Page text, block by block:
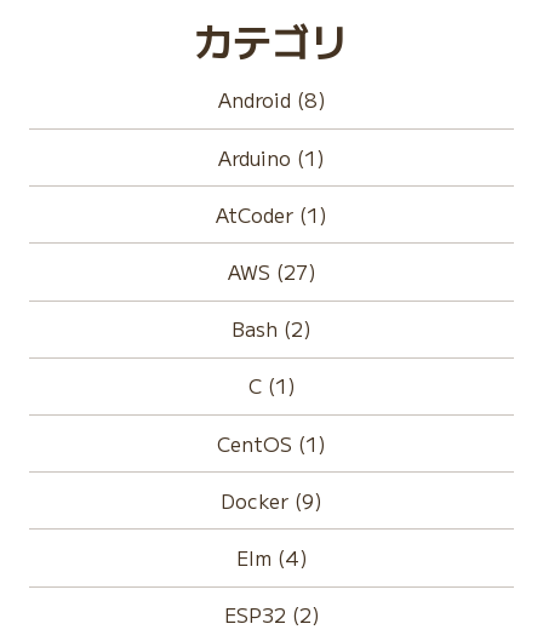
カテゴリ
Android (8)
Arduino (1)
AtCoder (1)
AWS (27)
Bash (2)
C (1)
CentOS (1)
Docker (9)
Elm (4)
ESP32 (2)